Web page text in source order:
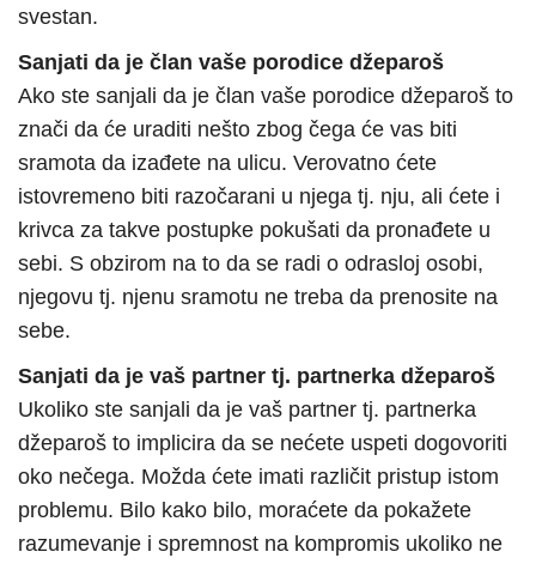
svestan.
Sanjati da je član vaše porodice džeparoš
Ako ste sanjali da je član vaše porodice džeparoš to
znači da će uraditi nešto zbog čega će vas biti
sramota da izađete na ulicu. Verovatno ćete
istovremeno biti razočarani u njega tj. nju, ali ćete i
krivca za takve postupke pokušati da pronađete u
sebi. S obzirom na to da se radi o odrasloj osobi,
njegovu tj. njenu sramotu ne treba da prenosite na
sebe.
Sanjati da je vaš partner tj. partnerka džeparoš
Ukoliko ste sanjali da je vaš partner tj. partnerka
džeparoš to implicira da se nećete uspeti dogovoriti
oko nečega. Možda ćete imati različit pristup istom
problemu. Bilo kako bilo, moraćete da pokažete
razumevanje i spremnost na kompromis ukoliko ne